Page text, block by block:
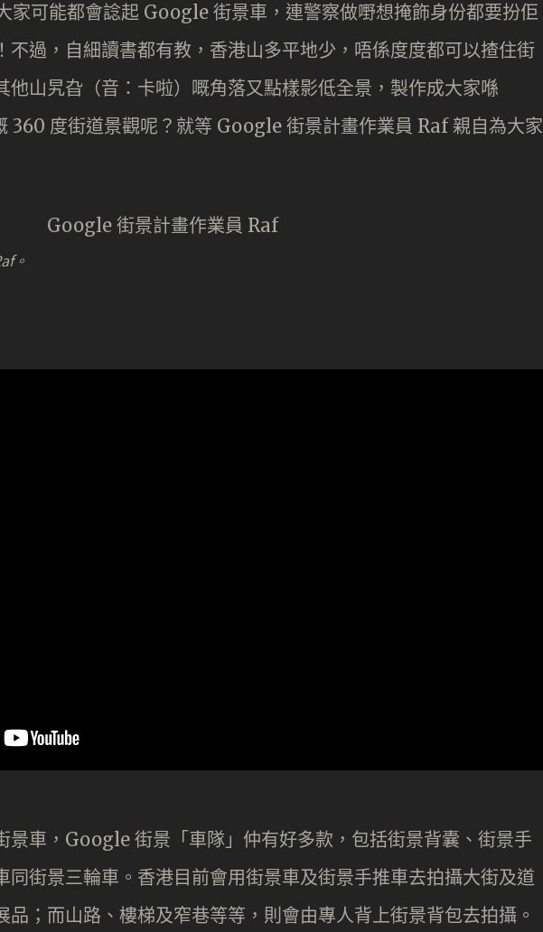
家可能都會諗起 Google 街景車，連警察做嘢想掩飾身份都要扮佢
不過，自細讀書都有教，香港山多平地少，唔係度度都可以揸住街
他山旯旮（音：卡啦）嘅角落又點樣影低全景，製作成大家喺
360 度街道景觀呢？就等 Google 街景計畫作業員 Raf 親自為大家
。
景車，Google 街景「車隊」仲有好多款，包括街景背囊、街景手
同街景三輪車。香港目前會用街景車及街景手推車去拍攝大街及道
品；而山路、樓梯及窄巷等等，則會由專人背上街景背包去拍攝。